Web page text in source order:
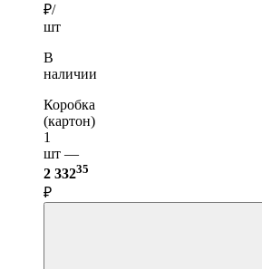
₽/
шт
В
наличии
Коробка
(картон)
1
шт —
2 33235
₽